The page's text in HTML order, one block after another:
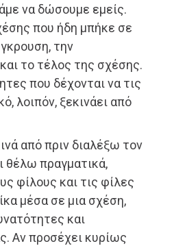
να δώσουμε εμείς.
που ήδη μπήκε σε
την
το τέλος της σχέσης.
που δέχονται να τις
λοιπόν, ξεκινάει από
από πριν διαλέξω τον
θέλω πραγματικά,
φίλους και τις φίλες
μέσα σε μια σχέση,
και
Αν προσέχει κυρίως